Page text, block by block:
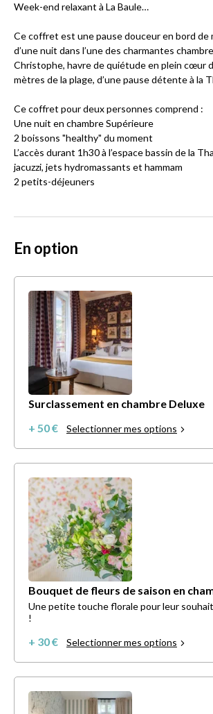
Week-end relaxant à La Baule…
Ce coffret est une pause douceur en bord de
d’une nuit dans l’une des charmantes
Christophe, havre de quiétude en plein cœur
mètres de la plage, d’une pause détente à la
Ce coffret pour deux personnes comprend :
Une nuit en chambre Supérieure
2 boissons "healthy" du moment
L’accès durant 1h30 à l’espace bassin de la
jacuzzi, jets hydromassants et hammam
2 petits-déjeuners
En option
Surclassement en chambre Deluxe
+ 50 €
Selectionner mes options
Bouquet de fleurs de saison en
Une petite touche florale pour leur
!
+ 30 € Selectionner mes options